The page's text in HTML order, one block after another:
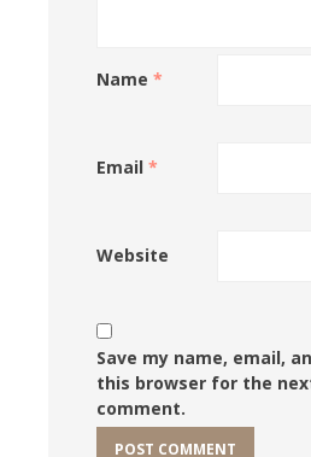
Name *
Email *
Website
Save my name, email,
this browser for the
comment.